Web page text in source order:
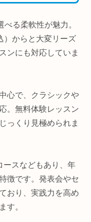
る柔軟性が魅力。
）からと大変リーズ
ンにも対応していま
心で、クラシックや
。無料体験レッスン
っくり見極められま
ースなどもあり、年
徴です。発表会やセ
おり、実践力を高め
す。